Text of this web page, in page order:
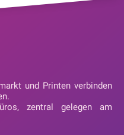
und Printen verbinden
zentral gelegen am